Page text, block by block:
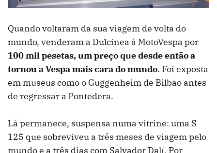
Quando voltaram da sua viagem de volta do
mundo, venderam a Dulcinea à MotoVespa por
100 mil pesetas, um preço que desde então a
tornou a Vespa mais cara do mundo. Foi exposta
em museus como o Guggenheim de Bilbao antes
de regressar a Pontedera.
Lá permanece, suspensa numa vitrine: uma S
125 que sobreviveu a três meses de viagem pelo
mundo e a três dias com Salvador Dalí. Por